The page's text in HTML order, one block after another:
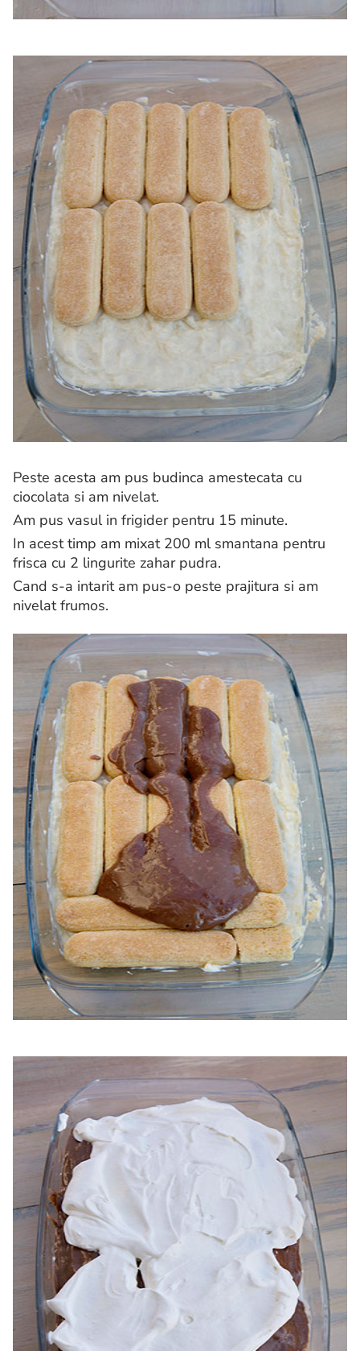
Peste acesta am pus budinca amestecata cu
ciocolata si am nivelat.
Am pus vasul in frigider pentru 15 minute.
In acest timp am mixat 200 ml smantana pentru
frisca cu 2 lingurite zahar pudra.
Cand s-a intarit am pus-o peste prajitura si am
nivelat frumos.